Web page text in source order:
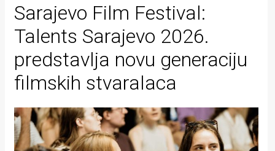
Književnost
Muzika
Film
Intervju
Kolumne
Kultura
Sarajevo Film Festival:
Talents Sarajevo 2026.
predstavlja novu generaciju
filmskih stvaralaca